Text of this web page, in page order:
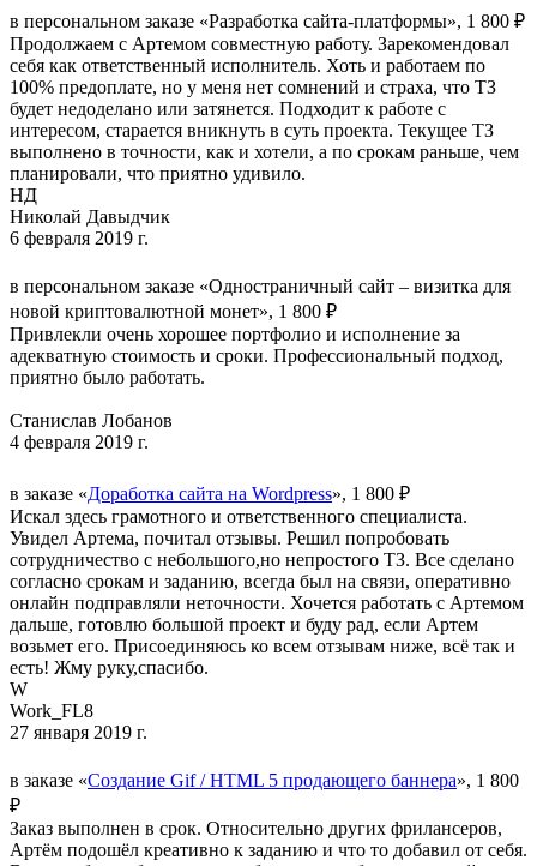
в персональном заказе «Разработка сайта-платформы», 1 800 ₽
Продолжаем с Артемом совместную работу. Зарекомендовал
себя как ответственный исполнитель. Хоть и работаем по
100% предоплате, но у меня нет сомнений и страха, что ТЗ
будет недоделано или затянется. Подходит к работе с
интересом, старается вникнуть в суть проекта. Текущее ТЗ
выполнено в точности, как и хотели, а по срокам раньше, чем
планировали, что приятно удивило.
НД
Николай Давыдчик
6 февраля 2019 г.
в персональном заказе «Одностраничный сайт – визитка для
новой криптовалютной монет», 1 800 ₽
Привлекли очень хорошее портфолио и исполнение за
адекватную стоимость и сроки. Профессиональный подход,
приятно было работать.
Станислав Лобанов
4 февраля 2019 г.
в заказе «Доработка сайта на Wordpress», 1 800 ₽
Искал здесь грамотного и ответственного специалиста.
Увидел Артема, почитал отзывы. Решил попробовать
сотрудничество с небольшого,но непростого ТЗ. Все сделано
согласно срокам и заданию, всегда был на связи, оперативно
онлайн подправляли неточности. Хочется работать с Артемом
дальше, готовлю большой проект и буду рад, если Артем
возьмет его. Присоединяюсь ко всем отзывам ниже, всё так и
есть! Жму руку,спасибо.
W
Work_FL8
27 января 2019 г.
в заказе «Создание Gif / HTML 5 продающего баннера», 1 800
₽
Заказ выполнен в срок. Относительно других фрилансеров,
Артём подошёл креативно к заданию и что то добавил от себя.